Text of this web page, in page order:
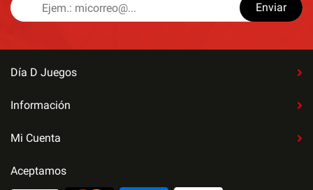
Enviar
Día D Juegos
Información
Mi Cuenta
Aceptamos